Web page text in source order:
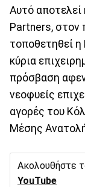
Αυτό αποτελεί
Partners, στον
τοποθετηθεί
κύρια
πρόσβαση
νεοφυείς
αγορές του
Μέσης
Ακολουθήστε
YouTube